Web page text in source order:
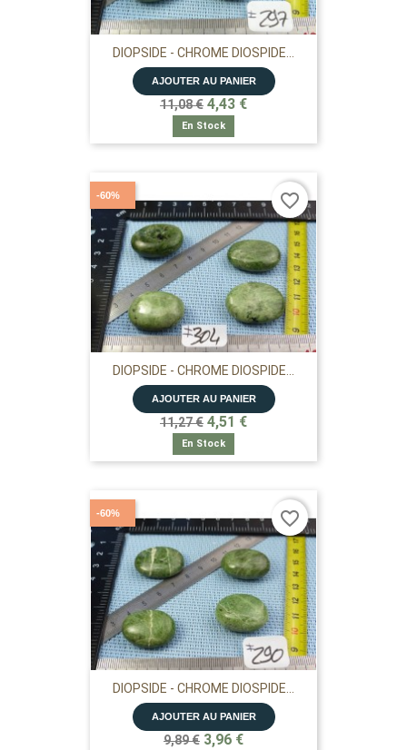
DIOPSIDE - CHROME DIOSPIDE...
AJOUTER AU PANIER
11,08 € 4,43 €
En Stock
DIOPSIDE - CHROME DIOSPIDE...
AJOUTER AU PANIER
11,27 € 4,51 €
En Stock
-60% favorite_border
DIOPSIDE - CHROME DIOSPIDE...
AJOUTER AU PANIER
9,89 € 3,96 €
-60% favorite_border